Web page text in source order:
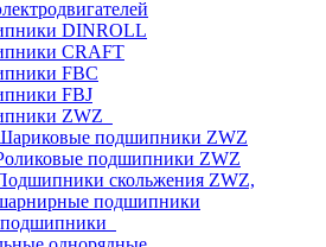
DINROLL
CRAFT
FBC
FBJ
ZWZ
подшипники ZWZ
подшипники ZWZ
скольжения ZWZ,
подшипники